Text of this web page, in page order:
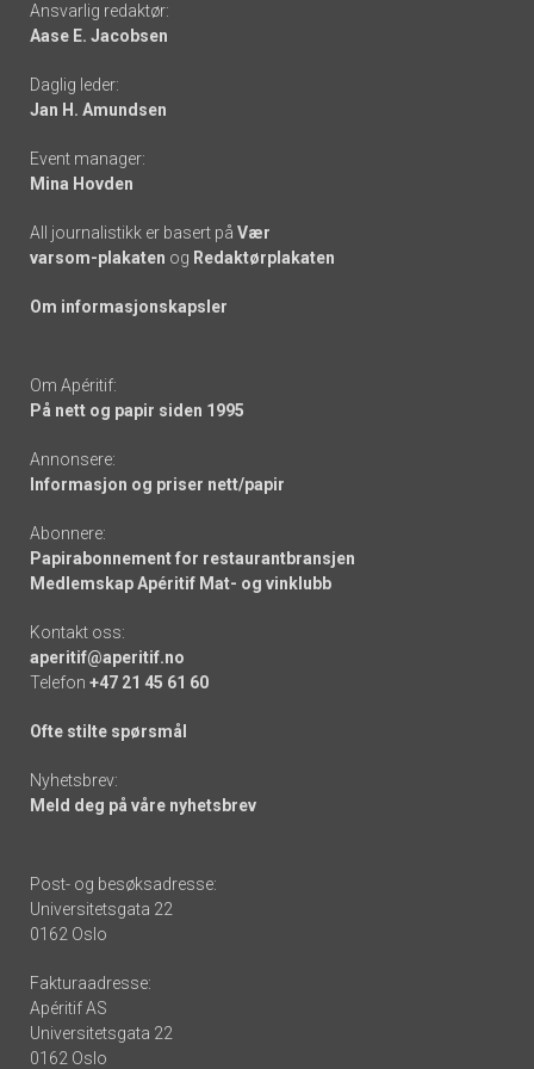
-
links
Ansvarlig redaktør:
Aase E. Jacobsen
Daglig leder:
Jan H. Amundsen
Event manager:
Mina Hovden
All journalistikk er basert på Vær
varsom-plakaten og Redaktørplakaten
Om informasjonskapsler
Om Apéritif:
På nett og papir siden 1995
Annonsere:
Informasjon og priser nett/papir
Abonnere:
Papirabonnement for restaurantbransjen
Medlemskap Apéritif Mat- og vinklubb
Kontakt oss:
aperitif@aperitif.no
Telefon +47 21 45 61 60
Ofte stilte spørsmål
Nyhetsbrev:
Meld deg på våre nyhetsbrev
Post- og besøksadresse:
Universitetsgata 22
0162 Oslo
Fakturaadresse:
Apéritif AS
Universitetsgata 22
0162 Oslo